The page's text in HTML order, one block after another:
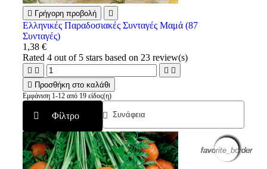
 Γρήγορη προβολή 
Ελληνικές Παραδοσιακές Συνταγές Μαμά (87
Συνταγές)
1,38 €
Rated4 out of 5 stars based on 23 review(s)
   
 Προσθήκη στο καλάθι
Φίλτρο
Εμφάνιση 1-12 από 19 είδος(η)
favorite_border
favorite_border
favorite_border
favorite_border
favorite_border
favorite_border
favorite_border
favorite_border
favorite_border
favorite_border
favorite_border
favorite_border